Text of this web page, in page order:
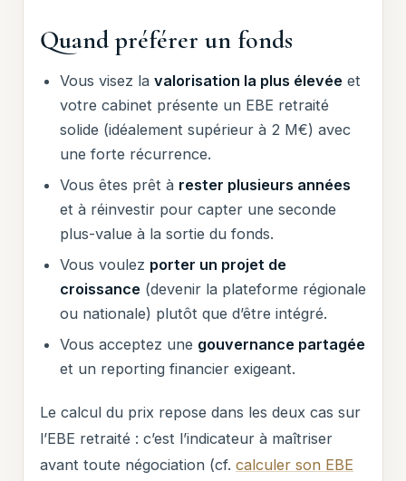
Quand préférer un fonds
Vous visez la valorisation la plus élevéeet
votre cabinet présente un EBE retraité
solide (idéalement supérieur à 2 M€) avec
une forte récurrence.
Vous êtes prêt à rester plusieurs années
et à réinvestir pour capter une seconde
plus-value à la sortie du fonds.
Vous voulez porter un projet de
croissance(devenir la plateforme régionale
ou nationale) plutôt que d’être intégré.
Vous acceptez une gouvernance partagée
et un reporting financier exigeant.
Le calcul du prix repose dans les deux cas sur
l’EBE retraité : c’est l’indicateur à maîtriser
avant toute négociation (cf.calculer son EBE